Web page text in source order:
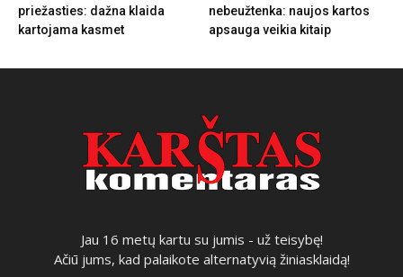
priežasties: dažna klaida
kartojama kasmet
nebeužtenka: naujos kartos
apsauga veikia kitaip
Jau 16 metų kartu su jumis - už teisybę!
Ačiū jums, kad palaikote alternatyvią žiniasklaidą!